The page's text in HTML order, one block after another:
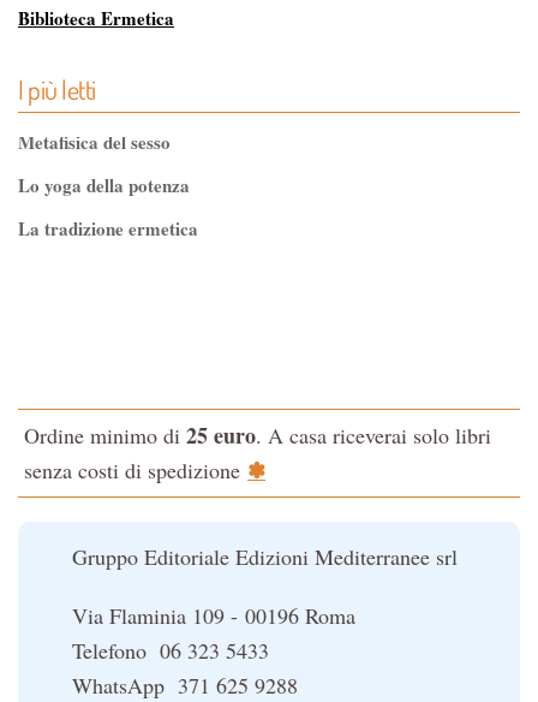
Biblioteca Ermetica
Biblioteca dei Misteri
Classici dell'Occulto
L'Opera Segreta
La Fonte del Benessere
Nonsoloscienza
Opere di Julius Evola
I più letti
Metafisica del sesso
Lo yoga della potenza
La tradizione ermetica
La Cabala
Il potere del serpente
Ordine minimo di 25 euro. A casa riceverai solo libri
senza costi di spedizione ✽
Gruppo Editoriale Edizioni Mediterranee srl
Via Flaminia 109 - 00196 Roma
Telefono 06 323 5433
WhatsApp 371 625 9288